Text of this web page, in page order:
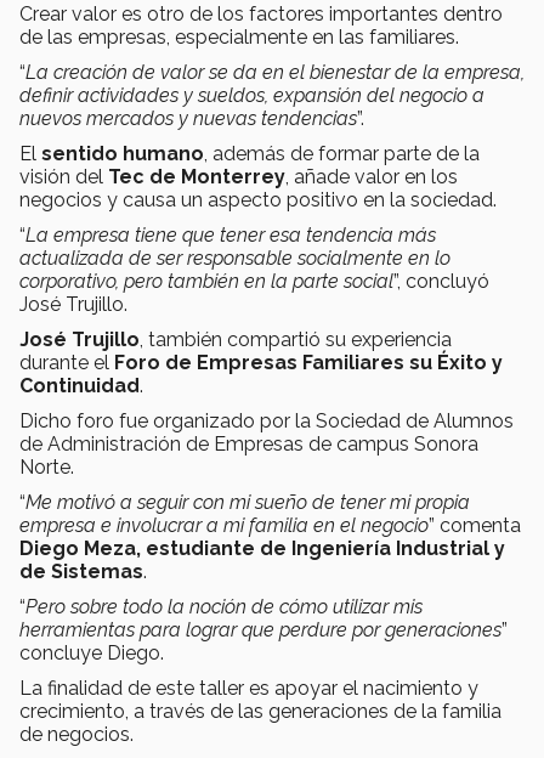
Crear valor es otro de los factores importantes dentro
de las empresas, especialmente en las familiares.
“La creación de valor se da en el bienestar de la empresa,
definir actividades y sueldos, expansión del negocio a
nuevos mercados y nuevas tendencias”.
El sentido humano , además de formar parte de la
visión del Tec de Monterrey , añade valor en los
negocios y causa un aspecto positivo en la sociedad.
“La empresa tiene que tener esa tendencia más
actualizada de ser responsable socialmente en lo
corporativo, pero también en la parte social”, concluyó
José Trujillo.
José Trujillo , también compartió su experiencia
durante el Foro de Empresas Familiares su Éxito y
Continuidad.
Dicho foro fue organizado por la Sociedad de Alumnos
de Administración de Empresas de campus Sonora
Norte.
“Me motivó a seguir con mi sueño de tener mi propia
empresa e involucrar a mi familia en el negocio” comenta
Diego Meza, estudiante de Ingeniería Industrial y
de Sistemas.
“Pero sobre todo la noción de cómo utilizar mis
herramientas para lograr que perdure por generaciones”
concluye Diego.
La finalidad de este taller es apoyar el nacimiento y
crecimiento, a través de las generaciones de la familia
de negocios.